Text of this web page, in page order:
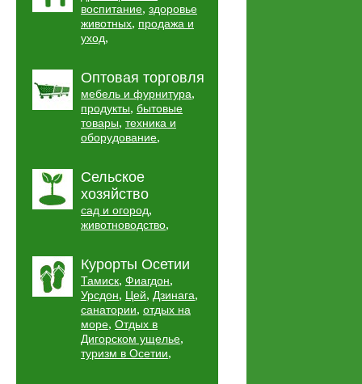
воспитание, здоровье
животных, продажа и
уход,
Оптовая торговля
мебель и фурнитура,
продукты, бытовые
товары, техника и
оборудование,
Сельское
хозяйство
сад и огород,
животноводство,
Курорты Осетии
Тамиск, Фиагдон,
Урсдон, Цей, Дзинага,
санатории, отдых на
море, Отдых в
Дигорском ущелье,
туризм в Осетии,